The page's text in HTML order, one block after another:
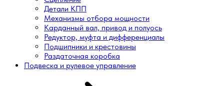
Детали КПП
Механизмы отбора мощности
Карданный вал, привод и полуось
Редуктор, муфта и дифференциалы
Подшипники и крестовины
Раздаточная коробка
Подвеска и рулевое управление